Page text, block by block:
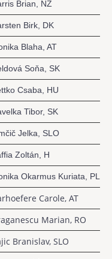
Brian, NZ
Birk, DK
Blaha, AT
Soňa, SK
Csaba, HU
Tibor, SK
Jelka, SLO
Zoltán, H
Okarmus Kuriata, PL
Carole, AT
Marian, RO
Branislav, SLO